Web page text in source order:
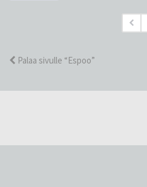
Palaa sivulle “Espoo”